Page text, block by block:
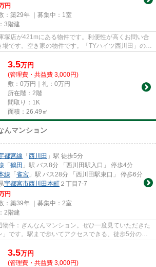
円
：築29年 ｜募集中： 1室
3階建
塚店が421mにある物件です。利便性が高くお問い合
です。空き家の物件です。「TYハイツ西川田」のこ
ム ...
3.5万円
(管理費・共益費 3,000円)
敷：0万円｜礼：0万円
所在階：2階
間取り：1K
面積：26.49㎡
んマンション
都宮線 「西川田 」駅 徒歩5分
「鶴田 」駅 バス8分 「西川田駅入口」 停歩4分
線 「雀宮 」駅 バス28分 「西川田駅東口」 停歩6分
宇都宮市西川田本町 ２丁目7-7
円
：築39年 ｜募集中： 2室
2階建
件：ぎんなんマンション。ぜひ一度見ていただきた
です。駅まで歩いてアクセスできる、徒歩5分の距
望良...
3.5万円
(管理費・共益費 3,000円)